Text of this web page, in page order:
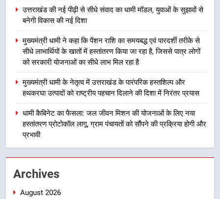
उत्तराखंड की नई पीढ़ी से सीधे संवाद का
धामी मॉडल, युवाओं के सुझावों से बनेगी
विकास की नई दिशा
उत्तराखंड
3
मुख्यमंत्री धामी ने कहा कि पेंशन राशि का
समयबद्ध एवं पारदर्शी तरीके से सीधे
लाभार्थियों के खातों में हस्तांतरण किया जा
रहा है, जिससे पात्र लोगों को सरकारी
योजनाओं का सीधे लाभ मिल रहा है
4
5
उत्तराखंड की नई पीढ़ी से सीधे संवाद का धामी मॉडल, युवाओं के सुझावों से
बनेगी विकास की नई दिशा
मुख्यमंत्री धामी ने कहा कि पेंशन राशि का समयबद्ध एवं पारदर्शी तरीके से
सीधे लाभार्थियों के खातों में हस्तांतरण किया जा रहा है, जिससे पात्र लोगों
को सरकारी योजनाओं का सीधे लाभ मिल रहा है
मुख्यमंत्री धामी के नेतृत्व में उत्तराखंड के पारंपरिक हस्तशिल्प और
हथकरघा उत्पादों को राष्ट्रीय पहचान दिलाने की दिशा में निरंतर प्रयास
धामी कैबिनेट का फैसला: जल जीवन मिशन की योजनाओं के लिए नया
हस्तांतरण प्रोटोकॉल लागू, ग्राम पंचायतों को सौंपने की प्रक्रिया होगी और
प्रभावी
Archives
August 2026